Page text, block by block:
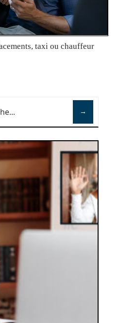
taxi ou chauffeur